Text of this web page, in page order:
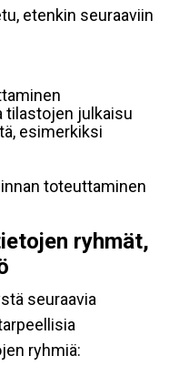
etenkin seuraaviin
tilastojen julkaisu
esimerkiksi
toteuttaminen
ryhmät,
seuraavia
ryhmiä: